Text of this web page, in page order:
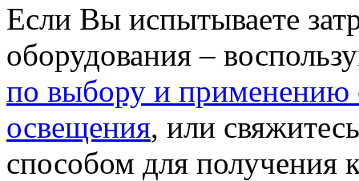
Если Вы испытываете
оборудования –
по выбору и применению
освещения, или
способом для получения